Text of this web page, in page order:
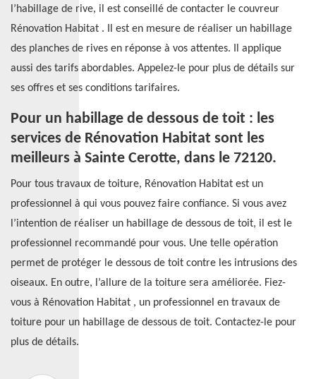
l’habillage de rive, il est conseillé de contacter le couvreur
Rénovation Habitat . Il est en mesure de réaliser un habillage
des planches de rives en réponse à vos attentes. Il applique
aussi des tarifs abordables. Appelez-le pour plus de détails sur
ses offres et ses conditions tarifaires.
Pour un habillage de dessous de toit : les
services de Rénovation Habitat sont les
meilleurs à Sainte Cerotte, dans le 72120.
Pour tous travaux de toiture, Rénovation Habitat est un
professionnel à qui vous pouvez faire confiance. Si vous avez
l’intention de réaliser un habillage de dessous de toit, il est le
professionnel recommandé pour vous. Une telle opération
permet de protéger le dessous de toit contre les intrusions des
oiseaux. En outre, l’allure de la toiture sera améliorée. Fiez-
vous à Rénovation Habitat , un professionnel en travaux de
toiture pour un habillage de dessous de toit. Contactez-le pour
plus de détails.